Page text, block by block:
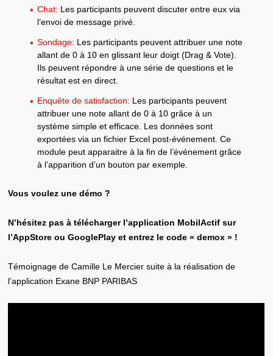
Chat: Les participants peuvent discuter entre eux via
l’envoi de message privé.
Sondage: Les participants peuvent attribuer une note
allant de 0 à 10 en glissant leur doigt (Drag & Vote).
Ils peuvent répondre à une série de questions et le
résultat est en direct.
Enquête de satisfaction: Les participants peuvent
attribuer une note allant de 0 à 10 grâce à un
système simple et efficace. Les données sont
exportées via un fichier Excel post-événement. Ce
module peut apparaitre à la fin de l’événement grâce
à l’apparition d’un bouton par exemple.
Vous voulez une démo ?
N’hésitez pas à télécharger l’application MobilActif sur
l’AppStore ou GooglePlay et entrez le code « demox » !
Témoignage de Camille Le Mercier suite à la réalisation de
l’application Exane BNP PARIBAS